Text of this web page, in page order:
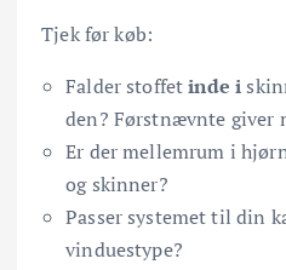
Tjek før køb:
Falder stoffetinde i
den? Førstnævnte giver
Er der mellemrum i
og skinner?
Passer systemet til din
vinduestype?